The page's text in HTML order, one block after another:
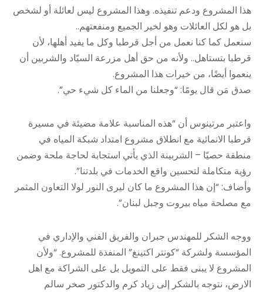
هذا المشروع ودعم تنفيذه. وهذا المشروع ليس لعائلة أو لشخص
بل هو لكل العائلات وهو لخير الجميع ومنفعتهم..
سنعمل كما كنا نعمل من أجل قرطبا وكل ما يفيد أهلها، لأن
قرطبا بتستاهل.. ولأنه من حق أهل مزرعة السيّاد والشربين أن
ينعموا أيضًا، من خيرات هذا المشروع.
صدق مَن قال يومًا: “وجعلنا من الماء كل شيء حي”.
واعتبر مرتينوس أن “هذه المناسبة علامة مضيئة في مسيرة
قرطبا الانمائية مع انطلاق مشروع امتداد شبكة المياه في
منطقة حصيّا – الشربينة الذي يأتي استجابة لحاجة ملحة وضمن
رؤية متكاملة لتحسين واقع الخدمات في بلدتنا”.
وأضاف: “إن هذا المشروع ما كان ليرى النور لولا التعاون المثمر
مع مصلحة مياه بيروت وجبل لبنان”.
ووجه الشكر للمهندس جبران والفريق الفني والإداري في
المؤسسة ولشركة “كونتر اكتينغ” المنفذة للمشروع. “ولأن
المشروع لا يبنى فقط على التمويل بل على الشراكة مع اهل
الارض، نتوجه بالشكر إلى زياد كرم والدكتور صخر سالم